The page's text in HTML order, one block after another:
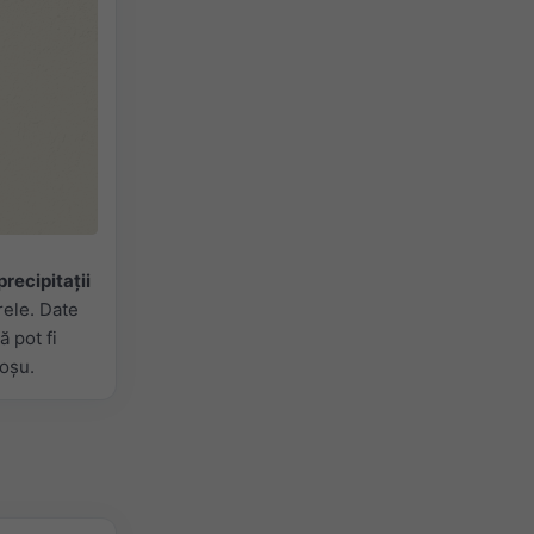
Date
pot fi